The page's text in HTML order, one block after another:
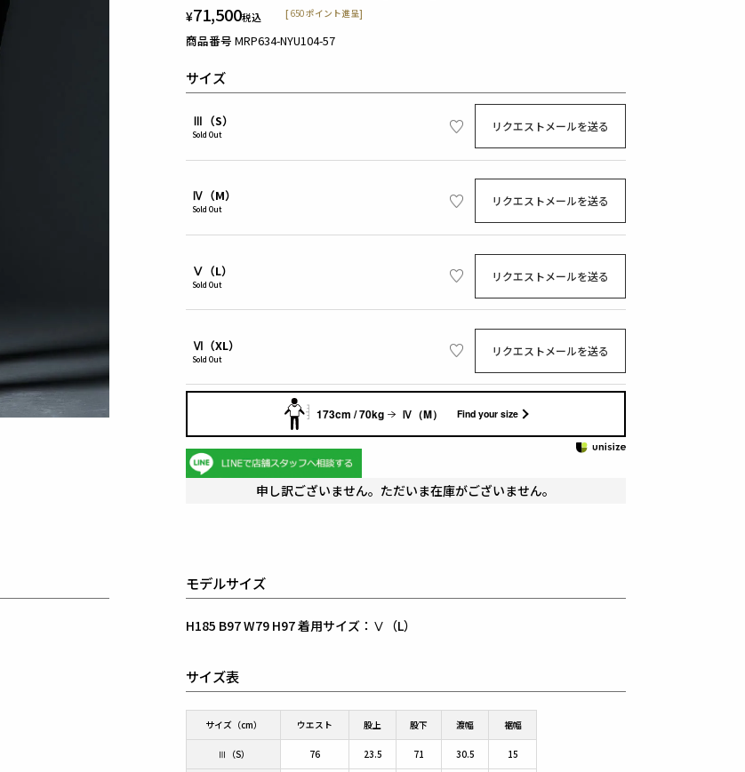
¥71,500税込 [650ポイント進呈]
商品番号 MRP634-NYU104-57
サイズ
Ⅲ（S）
Sold Out
リクエストメールを送る
Ⅳ（M）
Sold Out
リクエストメールを送る
Ⅴ（L）
Sold Out
リクエストメールを送る
Ⅵ（XL）
Sold Out
リクエストメールを送る
173cm / 70kg Ⅳ（M） Find your size
申し訳ございません。ただいま在庫がございません。
モデルサイズ
H185 B97 W79 H97 着用サイズ：Ⅴ（L）
サイズ表
サイズ（cm） ウエスト 股上 股下 渡幅 裾幅
Ⅲ（S） 76 23.5 71 30.5 15